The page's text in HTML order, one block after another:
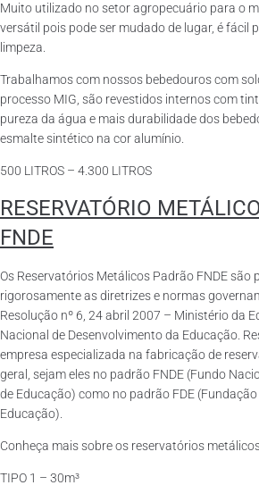
Muito utilizado no setor agropecuário para o
versátil pois pode ser mudado de lugar, é fácil
limpeza.
Trabalhamos com nossos bebedouros com
processo MIG, são revestidos internos com
pureza da água e mais durabilidade dos
esmalte sintético na cor alumínio.
500 LITROS – 4.300 LITROS
RESERVATÓRIO
FNDE
Os Reservatórios Metálicos Padrão FNDE são
rigorosamente as diretrizes e normas
Resolução nº 6, 24 abril 2007 – Ministério da
Nacional de Desenvolvimento da Educação.
empresa especializada na fabricação de
geral, sejam eles no padrão FNDE (Fundo
de Educação) como no padrão FDE
Educação).
Conheça mais sobre os reservatórios
TIPO 1 – 30m³